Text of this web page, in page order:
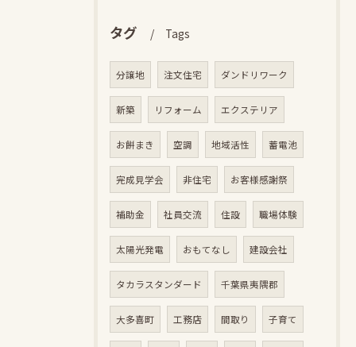
タグ Tags
分譲地 注文住宅 ダンドリワーク
新築 リフォーム エクステリア
お餅まき 空調 地域活性 蓄電池
完成見学会 非住宅 お客様感謝祭
補助金 社員交流 住設 職場体験
太陽光発電 おもてなし 建設会社
タカラスタンダード 千葉県夷隅郡
大多喜町 工務店 間取り 子育て